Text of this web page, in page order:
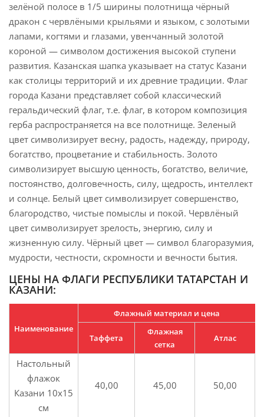
зелёной полосе в 1/5 ширины полотнища чёрный
дракон с червлёными крыльями и языком, с золотыми
лапами, когтями и глазами, увенчанный золотой
короной — символом достижения высокой ступени
развития. Казанская шапка указывает на статус Казани
как столицы территорий и их древние традиции. Флаг
города Казани представляет собой классический
геральдический флаг, т.е. флаг, в котором композиция
герба распространяется на все полотнище. Зеленый
цвет символизирует весну, радость, надежду, природу,
богатство, процветание и стабильность. Золото
символизирует высшую ценность, богатство, величие,
постоянство, долговечность, силу, щедрость, интеллект
и солнце. Белый цвет символизирует совершенство,
благородство, чистые помыслы и покой. Червлёный
цвет символизирует зрелость, энергию, силу и
жизненную силу. Чёрный цвет — символ благоразумия,
мудрости, честности, скромности и вечности бытия.
ЦЕНЫ НА ФЛАГИ РЕСПУБЛИКИ ТАТАРСТАН И
КАЗАНИ:
Наименование
Флажный материал и цена
Таффета
Флажная
сетка
Атлас
Настольный
флажок
Казани 10х15
см
40,00 45,00 50,00